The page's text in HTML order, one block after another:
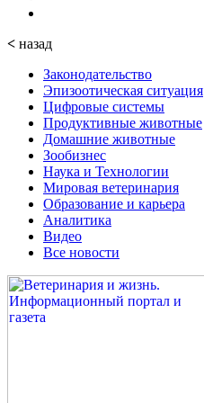
< назад
Законодательство
Эпизоотическая ситуация
Цифровые системы
Продуктивные животные
Домашние животные
Зообизнес
Наука и Технологии
Мировая ветеринария
Образование и карьера
Аналитика
Видео
Все новости